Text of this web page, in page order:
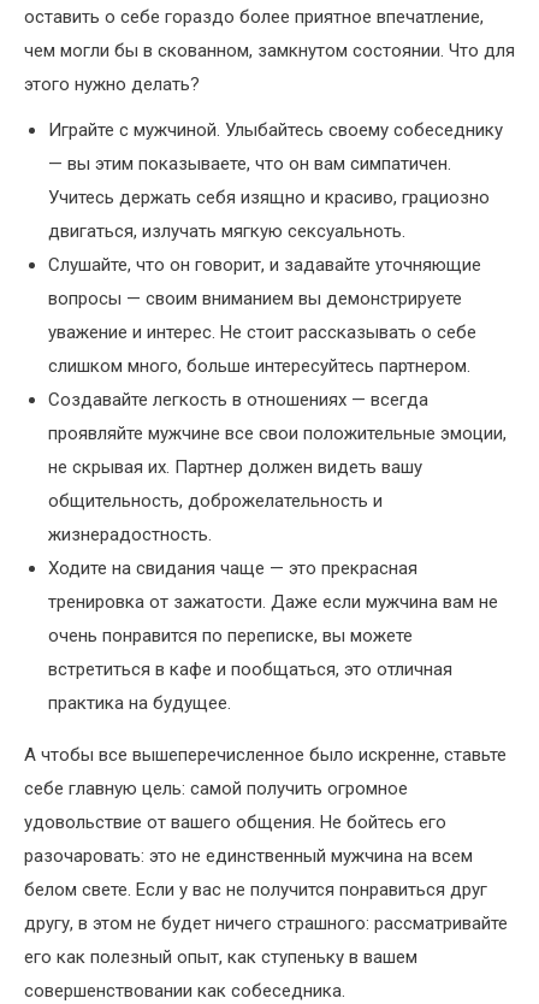
оставить о себе гораздо более приятное впечатление,
чем могли бы в скованном, замкнутом состоянии. Что для
этого нужно делать?
Играйте с мужчиной. Улыбайтесь своему собеседнику
— вы этим показываете, что он вам симпатичен.
Учитесь держать себя изящно и красиво, грациозно
двигаться, излучать мягкую сексуальноть.
Слушайте, что он говорит, и задавайте уточняющие
вопросы — своим вниманием вы демонстрируете
уважение и интерес. Не стоит рассказывать о себе
слишком много, больше интересуйтесь партнером.
Создавайте легкость в отношениях — всегда
проявляйте мужчине все свои положительные эмоции,
не скрывая их. Партнер должен видеть вашу
общительность, доброжелательность и
жизнерадостность.
Ходите на свидания чаще — это прекрасная
тренировка от зажатости. Даже если мужчина вам не
очень понравится по переписке, вы можете
встретиться в кафе и пообщаться, это отличная
практика на будущее.
А чтобы все вышеперечисленное было искренне, ставьте
себе главную цель: самой получить огромное
удовольствие от вашего общения. Не бойтесь его
разочаровать: это не единственный мужчина на всем
белом свете. Если у вас не получится понравиться друг
другу, в этом не будет ничего страшного: рассматривайте
его как полезный опыт, как ступеньку в вашем
совершенствовании как собеседника.